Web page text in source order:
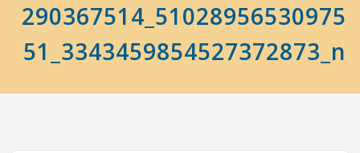
290367514_51028956530975
51_3343459854527372873_n